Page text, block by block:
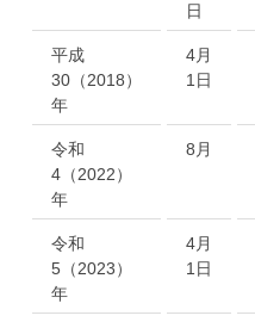
日
平成
30（2018）
年
4月
1日
令和
4（2022）
年
8月
令和
5（2023）
年
4月
1日